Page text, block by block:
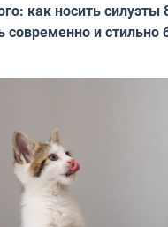
как носить силуэты
современно и стильно